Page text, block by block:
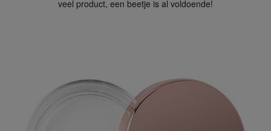
veel product, een beetje is al voldoende!